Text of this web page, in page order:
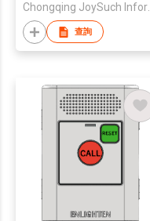
Chongqing JoySuch Information Technology Co.,Ltd.
查詢